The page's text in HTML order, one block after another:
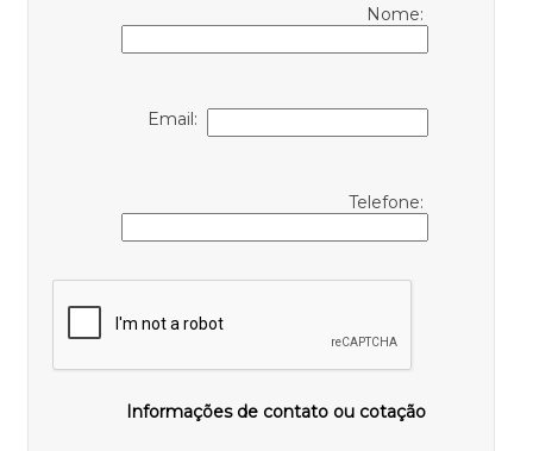
Nome:
Email:
Telefone:
Informações de contato ou cotação